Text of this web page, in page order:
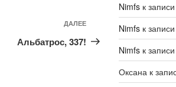
Следующая
запись
ДАЛЕЕ
Альбатрос, 337!
Nimfsк
Nimfsк
Nimfsк
Оксанак